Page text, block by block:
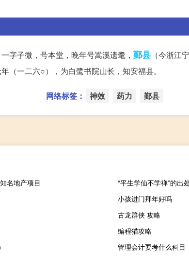
字子微，号本堂，晚年号嵩溪遗耄， 鄞县 （今浙江
（一二六○），为白鹭书院山长，知安福县。
网络标签： 神效 药力 鄞县
名地产项目
“平生学仙不学禅”的出
小孩进门拜年好吗
古龙群侠 攻略
编程猫攻略
管理会计要考什么科目